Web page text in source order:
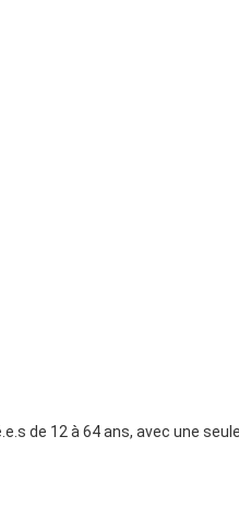
de 12 à 64 ans, avec une